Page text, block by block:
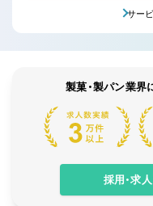
サー
製菓・製パン業
採用・求